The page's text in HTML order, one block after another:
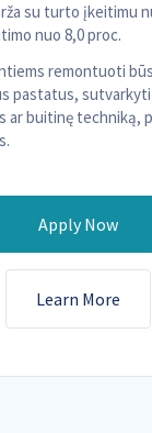
su turto įkeitimu
nuo 8,0 proc.
remontuoti
pastatus,
ar buitinę techniką,
Apply Now
Learn More